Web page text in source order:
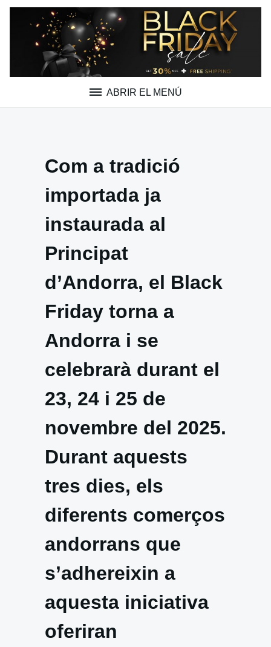
Saltar
ABRIR EL MENÚ
Com a tradició
importada ja
instaurada al
Principat
d’Andorra, el Black
Friday torna a
Andorra i se
celebrarà durant el
23, 24 i 25 de
novembre del 2025.
Durant aquests
tres dies, els
diferents comerços
andorrans que
s’adhereixin a
aquesta iniciativa
oferiran